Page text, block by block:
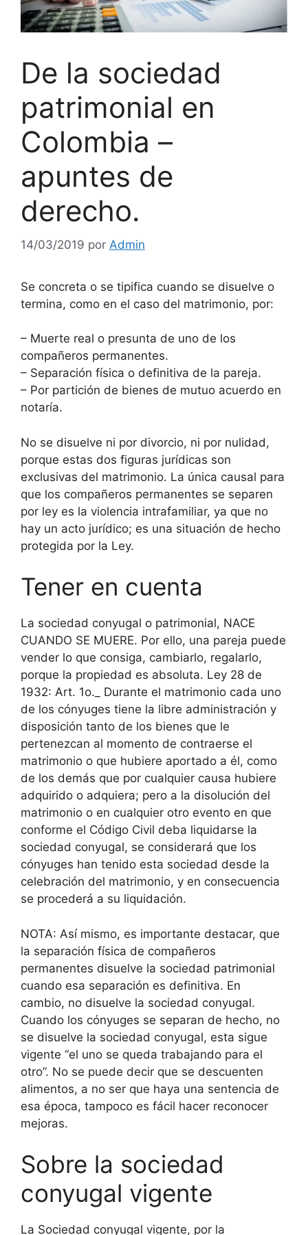
De la sociedad
patrimonial en
Colombia –
apuntes de
derecho.
14/03/2019 por Admin
Se concreta o se tipifica cuando se disuelve o
termina, como en el caso del matrimonio, por:
– Muerte real o presunta de uno de los
compañeros permanentes.
– Separación física o definitiva de la pareja.
– Por partición de bienes de mutuo acuerdo en
notaría.
No se disuelve ni por divorcio, ni por nulidad,
porque estas dos figuras jurídicas son
exclusivas del matrimonio. La única causal para
que los compañeros permanentes se separen
por ley es la violencia intrafamiliar, ya que no
hay un acto jurídico; es una situación de hecho
protegida por la Ley.
Tener en cuenta
La sociedad conyugal o patrimonial, NACE
CUANDO SE MUERE. Por ello, una pareja puede
vender lo que consiga, cambiarlo, regalarlo,
porque la propiedad es absoluta. Ley 28 de
1932: Art. 1o._ Durante el matrimonio cada uno
de los cónyuges tiene la libre administración y
disposición tanto de los bienes que le
pertenezcan al momento de contraerse el
matrimonio o que hubiere aportado a él, como
de los demás que por cualquier causa hubiere
adquirido o adquiera; pero a la disolución del
matrimonio o en cualquier otro evento en que
conforme el Código Civil deba liquidarse la
sociedad conyugal, se considerará que los
cónyuges han tenido esta sociedad desde la
celebración del matrimonio, y en consecuencia
se procederá a su liquidación.
NOTA: Así mismo, es importante destacar, que
la separación física de compañeros
permanentes disuelve la sociedad patrimonial
cuando esa separación es definitiva. En
cambio, no disuelve la sociedad conyugal.
Cuando los cónyuges se separan de hecho, no
se disuelve la sociedad conyugal, esta sigue
vigente “el uno se queda trabajando para el
otro”. No se puede decir que se descuenten
alimentos, a no ser que haya una sentencia de
esa época, tampoco es fácil hacer reconocer
mejoras.
Sobre la sociedad
conyugal vigente
La Sociedad conyugal vigente, por la